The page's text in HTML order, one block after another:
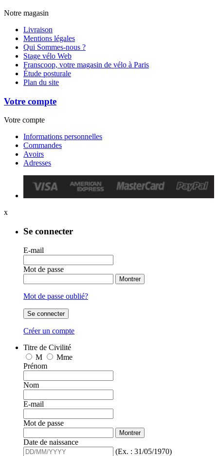
Notre magasin
Livraison
Mentions légales
Qui Sommes-nous ?
Stage vélo Web
Franscoop, votre magasin de vélo à Paris
Étude posturale
Plan du site
Votre compte
Votre compte
Informations personnelles
Commandes
Avoirs
Adresses
x
Se connecter
E-mail
Mot de passe
Montrer
Mot de passe oublié?
Se connecter
Créer un compte
Titre de Civilité
M
Mme
Prénom
Nom
E-mail
Mot de passe
Montrer
Date de naissance
(Ex. : 31/05/1970)